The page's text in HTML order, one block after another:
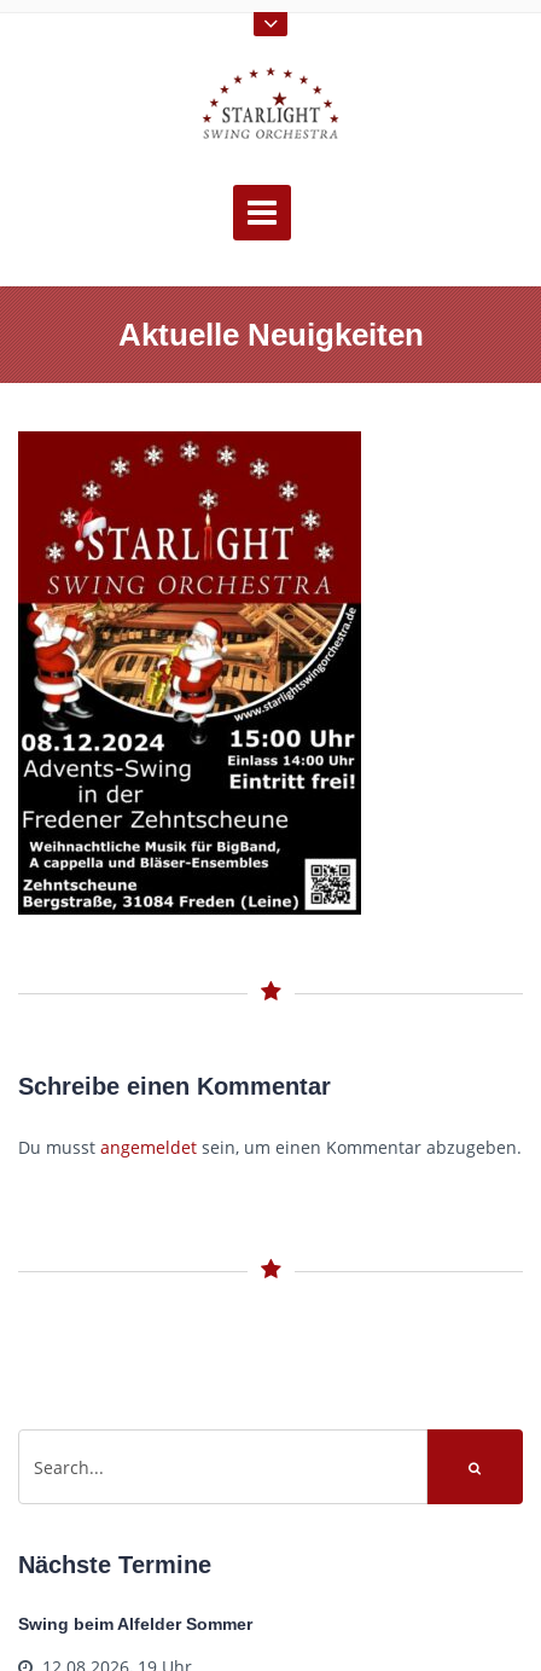
Aktuelle Neuigkeiten
Schreibe einen Kommentar
Du musst angemeldet sein, um einen Kommentar abzugeben.
Nächste Termine
Swing beim Alfelder Sommer